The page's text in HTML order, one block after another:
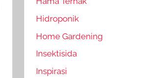
Hidroponik
Home Gardening
Insektisida
Inspirasi